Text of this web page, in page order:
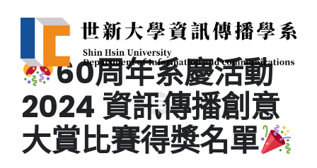
60周年系慶活動
2024 資訊傳播創意
大賞比賽得獎名單